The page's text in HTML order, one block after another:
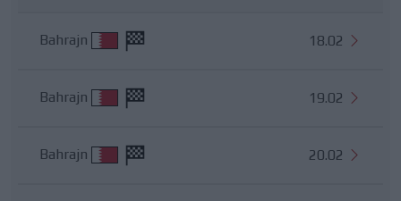
Bahrajn 18.02
Bahrajn 19.02
Bahrajn 20.02